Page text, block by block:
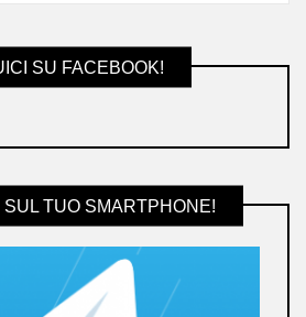
SU FACEBOOK!
SUL TUO SMARTPHONE!